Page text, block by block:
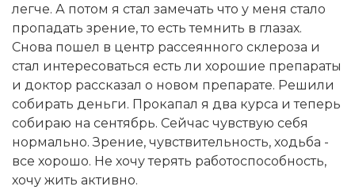
легче. А потом я стал замечать что у меня стало
пропадать зрение, то есть темнить в глазах.
Снова пошел в центр рассеянного склероза и
стал интересоваться есть ли хорошие препараты
и доктор рассказал о новом препарате. Решили
собирать деньги. Прокапал я два курса и теперь
собираю на сентябрь. Сейчас чувствую себя
нормально. Зрение, чувствительность, ходьба -
все хорошо. Не хочу терять работоспособность,
хочу жить активно.